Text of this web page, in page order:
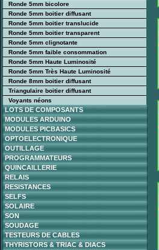
Ronde 5mm bicolore
Ronde 5mm boitier diffusant
Ronde 5mm boitier translucide
Ronde 5mm boitier transparent
Ronde 5mm clignotante
Ronde 5mm faible consommation
Ronde 5mm Haute Luminosité
Ronde 5mm Très Haute Luminosité
Ronde 8mm boitier diffusant
Triangulaire boitier diffusant
Voyants néons
LOTS DE COMPOSANTS
MODULES ARDUINO
MODULES PICBASICS
OPTOELECTRONIQUE
OUTILLAGE
PROGRAMMATEURS
QUINCAILLERIE
RELAIS
RESISTANCES
SELFS
SOLAIRE
SON
SOUDAGE
TESTEURS DE CABLES
THYRISTORS & TRIAC & DIACS